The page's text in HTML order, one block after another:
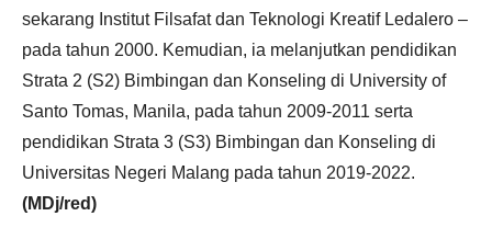
sekarang Institut Filsafat dan Teknologi Kreatif Ledalero –
pada tahun 2000. Kemudian, ia melanjutkan pendidikan
Strata 2 (S2) Bimbingan dan Konseling di University of
Santo Tomas, Manila, pada tahun 2009-2011 serta
pendidikan Strata 3 (S3) Bimbingan dan Konseling di
Universitas Negeri Malang pada tahun 2019-2022.
(MDj/red)